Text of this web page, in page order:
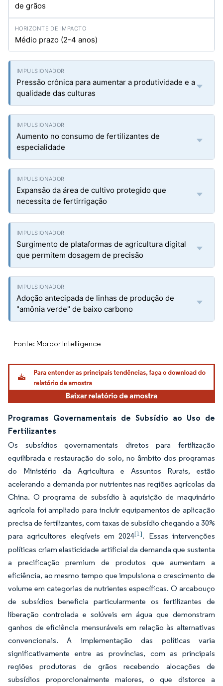
de grãos
Médio prazo (2-4 anos)
Pressão crônica para aumentar a produtividade e a
qualidade das culturas
Aumento no consumo de fertilizantes de
especialidade
Expansão da área de cultivo protegido que
necessita de fertirrigação
Surgimento de plataformas de agricultura digital
que permitem dosagem de precisão
Adoção antecipada de linhas de produção de
"amônia verde" de baixo carbono
Fonte: Mordor Intelligence
Programas Governamentais de Subsídio ao Uso de
Fertilizantes
Os subsídios governamentais diretos para fertilização
equilibrada e restauração do solo, no âmbito dos programas
do Ministério da Agricultura e Assuntos Rurais, estão
acelerando a demanda por nutrientes nas regiões agrícolas da
China. O programa de subsídio à aquisição de maquinário
agrícola foi ampliado para incluir equipamentos de aplicação
precisa de fertilizantes, com taxas de subsídio chegando a 30%
para agricultores elegíveis em 2024[1]. Essas intervenções
políticas criam elasticidade artificial da demanda que sustenta
a precificação premium de produtos que aumentam a
eficiência, ao mesmo tempo que impulsiona o crescimento de
volume em categorias de nutrientes específicas. O arcabouço
de subsídios beneficia particularmente os fertilizantes de
liberação controlada e solúveis em água que demonstram
ganhos de eficiência mensuráveis em relação às alternativas
convencionais. A implementação das políticas varia
significativamente entre as províncias, com as principais
regiões produtoras de grãos recebendo alocações de
subsídios proporcionalmente maiores, o que distorce a